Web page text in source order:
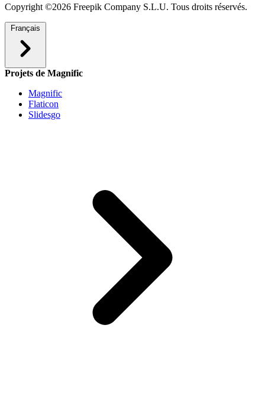
Copyright ©2026 Freepik Company S.L.U. Tous droits réservés.
Français
Projets de Magnific
Magnific
Flaticon
Slidesgo